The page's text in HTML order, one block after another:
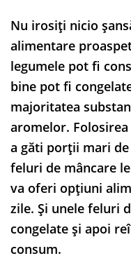
Nu irosiți nicio
alimentare
legumele pot fi
bine pot fi
majoritatea
aromelor.
a găti porții mari
feluri de mâncare
va oferi opțiuni
zile. Și unele feluri
congelate și apoi
consum.